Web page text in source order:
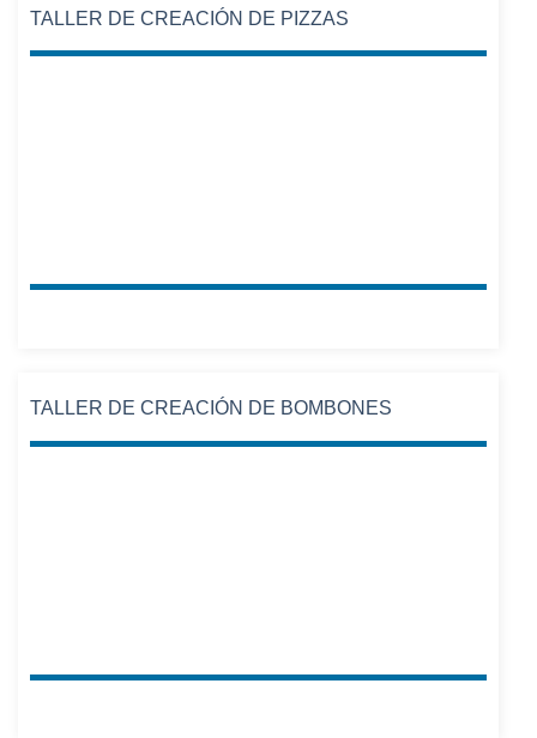
TALLER DE CREACIÓN DE PIZZAS
TALLER DE CREACIÓN DE BOMBONES